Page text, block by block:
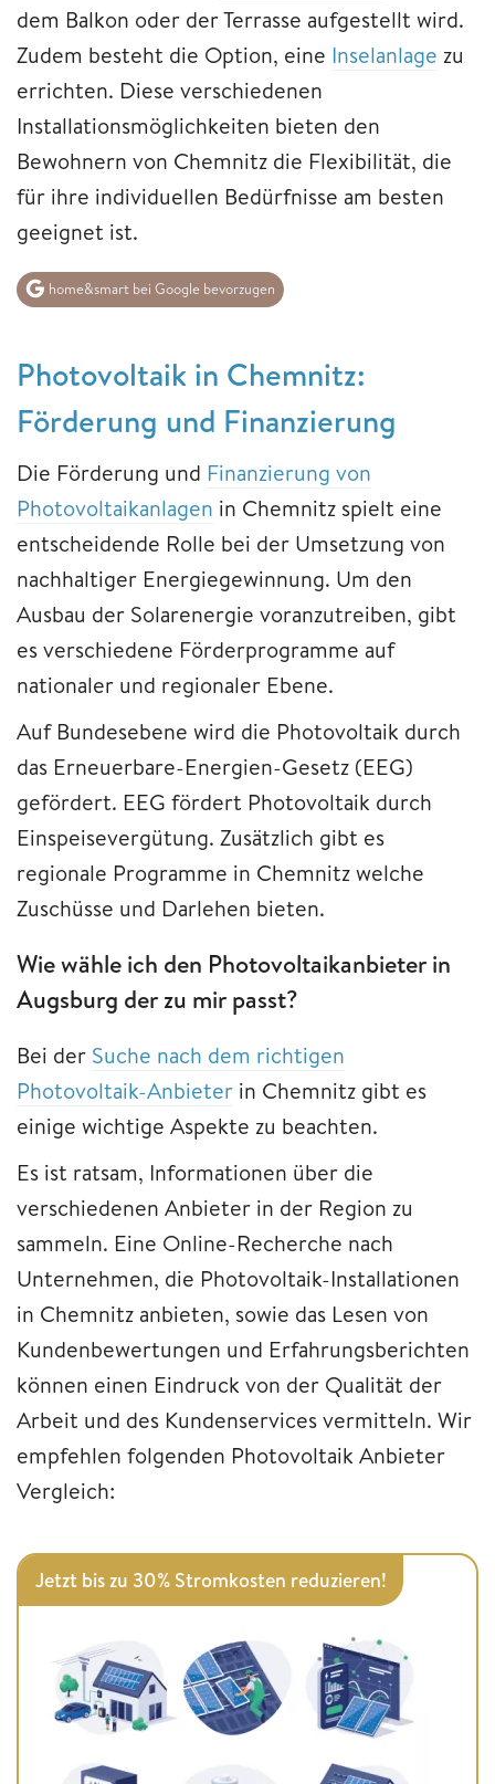
dem Balkon oder der Terrasse aufgestellt wird.
Zudem besteht die Option, eine Inselanlage zu
errichten. Diese verschiedenen
Installationsmöglichkeiten bieten den
Bewohnern von Chemnitz die Flexibilität, die
für ihre individuellen Bedürfnisse am besten
geeignet ist.
home&smart bei Google bevorzugen
Photovoltaik in Chemnitz:
Förderung und Finanzierung
Die Förderung und Finanzierung von
Photovoltaikanlagen in Chemnitz spielt eine
entscheidende Rolle bei der Umsetzung von
nachhaltiger Energiegewinnung. Um den
Ausbau der Solarenergie voranzutreiben, gibt
es verschiedene Förderprogramme auf
nationaler und regionaler Ebene.
Auf Bundesebene wird die Photovoltaik durch
das Erneuerbare-Energien-Gesetz (EEG)
gefördert. EEG fördert Photovoltaik durch
Einspeisevergütung. Zusätzlich gibt es
regionale Programme in Chemnitz welche
Zuschüsse und Darlehen bieten.
Wie wähle ich den Photovoltaikanbieter in
Augsburg der zu mir passt?
Bei der Suche nach dem richtigen
Photovoltaik-Anbieter in Chemnitz gibt es
einige wichtige Aspekte zu beachten.
Es ist ratsam, Informationen über die
verschiedenen Anbieter in der Region zu
sammeln. Eine Online-Recherche nach
Unternehmen, die Photovoltaik-Installationen
in Chemnitz anbieten, sowie das Lesen von
Kundenbewertungen und Erfahrungsberichten
können einen Eindruck von der Qualität der
Arbeit und des Kundenservices vermitteln. Wir
empfehlen folgenden Photovoltaik Anbieter
Vergleich:
Jetzt bis zu 30% Stromkosten reduzieren!